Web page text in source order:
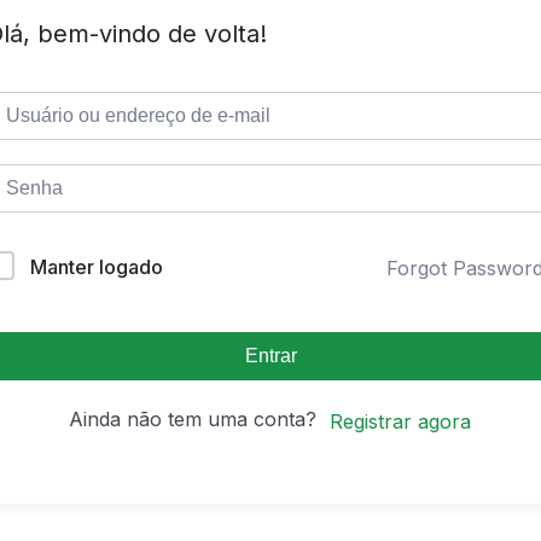
bem-vindo de volta!
Manter logado Forgot
Entrar
Ainda não tem uma conta? Registrar agora